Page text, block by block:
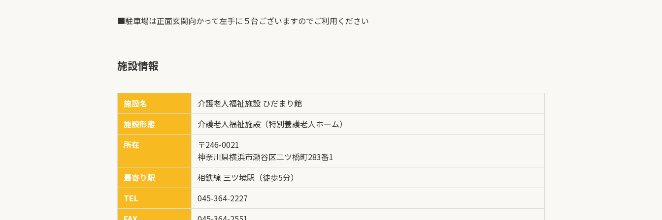
■駐車場は正面玄関向かって左手に５台ございますのでご利用ください
施設情報
施設名
介護老人福祉施設 ひだまり館
施設形態
介護老人福祉施設（特別養護老人ホーム）
所在
〒246-0021
神奈川県横浜市瀬谷区二ツ橋町283番1
最寄り駅
相鉄線 三ツ境駅（徒歩5分）
TEL
045-364-2227